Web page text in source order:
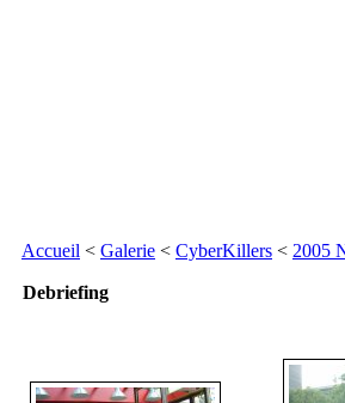
Accueil < Galerie < CyberKillers < 2005
Debriefing